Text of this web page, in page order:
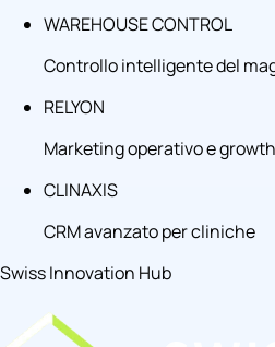
WAREHOUSE CONTROL
Controllo intelligente del
RELYON
Marketing operativo e
CLINAXIS
CRM avanzato per cliniche
Swiss Innovation Hub